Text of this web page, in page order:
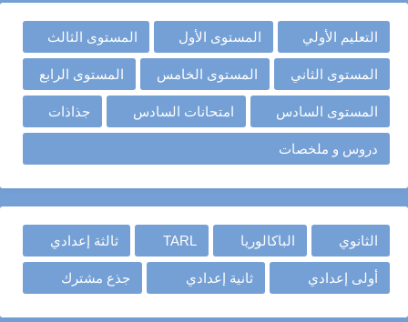
التعليم الأولي المستوى الأول المستوى الثالث
المستوى الثاني المستوى الخامس المستوى الرابع
المستوى السادس امتحانات السادس جذاذات
دروس و ملخصات
الثانوي الباكالوريا TARL ثالثة إعدادي
أولى إعدادي ثانية إعدادي جذع مشترك